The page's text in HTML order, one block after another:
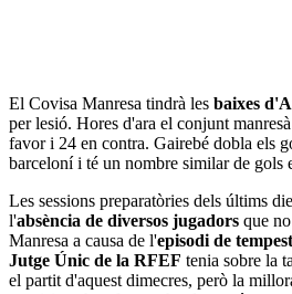
El Covisa Manresa tindrà les baixes
per lesió. Hores d'ara el conjunt
favor i 24 en contra. Gairebé dobla els
barceloní i té un nombre similar de gols
Les sessions preparatòries dels últims
l'absència de diversos jugadors que
Manresa a causa de l'episodi de
Jutge Únic de la RFEF tenia sobre la
el partit d'aquest dimecres, però la